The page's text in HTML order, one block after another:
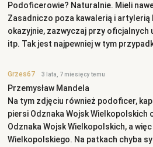
Podoficerowie? Naturalnie. Mieli
Zasadniczo poza kawalerią i artylerią
okazyjnie, zazwyczaj przy
itp. Tak jest najpewniej w tym
Grzes67 3 lata, 7 miesięcy temu
Przemysław Mandela
Na tym zdjęciu również podoficer,
piersi Odznaka Wojsk Wielkopolskich
Odznaka Wojsk Wielkopolskich, a
Wielkopolskiego. Na patkach chyba